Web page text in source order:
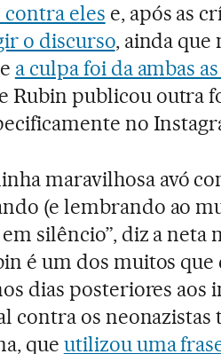
eles e, após as
o discurso, ainda que
a culpa foi da ambas
Rubin publicou outra
no
maravilhosa avó
(e lembrando ao
silêncio”, diz a neta
é um dos muitos que
dias posteriores aos
contra os neonazistas
que utilizou uma